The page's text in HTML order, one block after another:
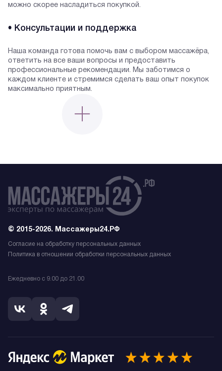
можно скорее насладиться покупкой.
• Консультации и поддержка
Наша команда готова помочь вам с выбором массажёра,
ответить на все ваши вопросы и предоставить
профессиональные рекомендации. Мы заботимся о
каждом клиенте и стремимся сделать ваш опыт покупок
максимально приятным.
© 2015-2026. Массажеры24.РФ
Согласие на обработку персональных данных
Политика в отношении обработки персональных данных
Ежедневно с 9.00 до 21.00